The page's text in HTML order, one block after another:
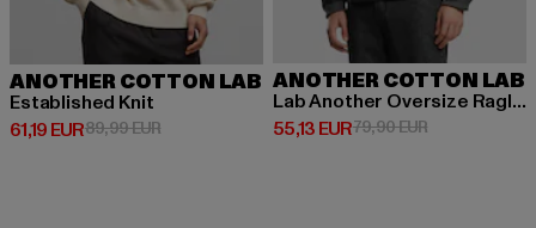
ANOTHER COTTON LAB
Established Knit
61,19 EUR
Derzeitiger Preis: 61,19 EUR
89,99 EURAktionspreis: 89,99 EUR
ANOTHER COTTON LAB
Lab Another Oversize Raglan Windbreaker
55,13 EUR
Derzeitiger Preis: 55,13 EUR
79,90 EURAktionspreis: